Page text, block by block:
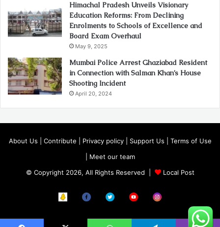
Himachal Pradesh Unveils Visionary
Education Reforms: From Declining
Enrolments to Schools of Excellence and
Board Exam Overhaul
May 9, 2025
Mumbai Police Arrest Ghaziabad Resident
in Connection with Salman Khan’s House
Shooting Incident
April 20, 2024
About Us Contribute Privacy policy| Support Us
Terms of Use
Meet our team
© Copyright 2026, All Rights Reserved |
Local Post
Koo FB Twitter Youtube